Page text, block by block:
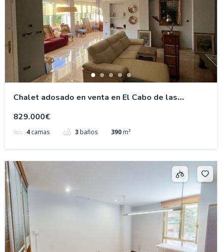
Chalet adosado en venta en El Cabo de las
829.000€
4 camas 3 baños 390 m²